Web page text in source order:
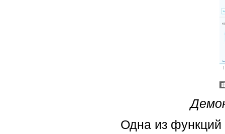
Одна из функций